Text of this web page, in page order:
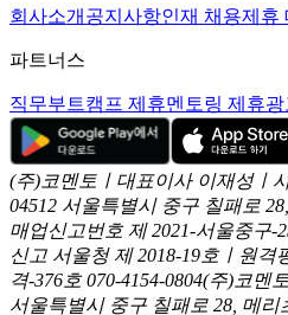
회사소개 공지사항인재 채용제휴
파트너스
직무부트캠프 제휴멘토링 제휴광
(주)코멘토ㅣ대표이사 이재성ㅣ
04512 서울특별시 중구 칠패로
매업신고번호 제 2021-서울중구-
신고 서울청 제 2018-19호ㅣ원격
격-376호 070-4154-0804(주)코멘
서울특별시 중구 칠패로 28, 메리